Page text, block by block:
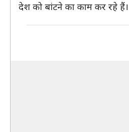
देश को बांटने का काम कर रहे